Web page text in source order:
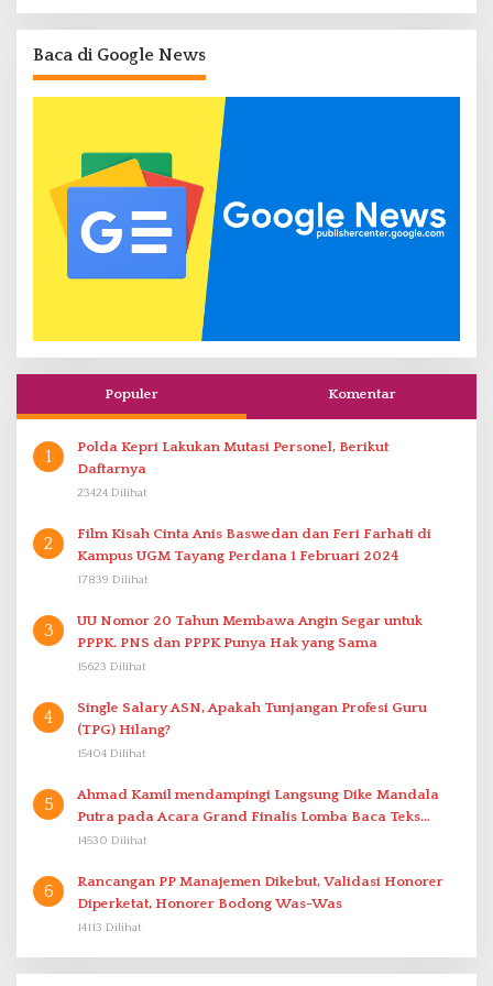
Baca di Google News
Populer Komentar
1
Polda Kepri Lakukan Mutasi Personel, Berikut
Daftarnya
23424 Dilihat
2
Film Kisah Cinta Anis Baswedan dan Feri Farhati di
Kampus UGM Tayang Perdana 1 Februari 2024
17839 Dilihat
3
UU Nomor 20 Tahun Membawa Angin Segar untuk
PPPK. PNS dan PPPK Punya Hak yang Sama
15623 Dilihat
4
Single Salary ASN, Apakah Tunjangan Profesi Guru
(TPG) Hilang?
15404 Dilihat
5
Ahmad Kamil mendampingi Langsung Dike Mandala
Putra pada Acara Grand Finalis Lomba Baca Teks
Proklamasi Mirip Bung Karno di Bali
14530 Dilihat
6
Rancangan PP Manajemen Dikebut, Validasi Honorer
Diperketat, Honorer Bodong Was-Was
14113 Dilihat